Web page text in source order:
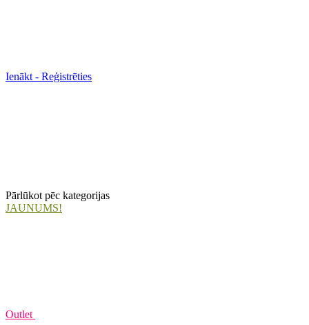
Ienākt - Reģistrēties
Pārlūkot pēc kategorijas
JAUNUMS!
Outlet